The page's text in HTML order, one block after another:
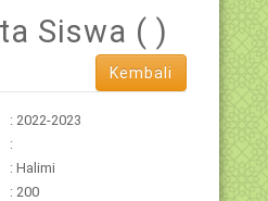
Siswa ( )
Kembali
: 2022-2023
:
: Halimi
: 200